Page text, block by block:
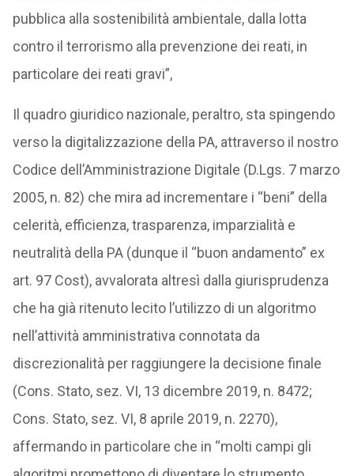
pubblica alla sostenibilità ambientale, dalla lotta
contro il terrorismo alla prevenzione dei reati, in
particolare dei reati gravi”,
Il quadro giuridico nazionale, peraltro, sta spingendo
verso la digitalizzazione della PA, attraverso il nostro
Codice dell’Amministrazione Digitale (D.Lgs. 7 marzo
2005, n. 82) che mira ad incrementare i “beni” della
celerità, efficienza, trasparenza, imparzialità e
neutralità della PA (dunque il “buon andamento” ex
art. 97 Cost), avvalorata altresì dalla giurisprudenza
che ha già ritenuto lecito l’utilizzo di un algoritmo
nell’attività amministrativa connotata da
discrezionalità per raggiungere la decisione finale
(Cons. Stato, sez. VI, 13 dicembre 2019, n. 8472;
Cons. Stato, sez. VI, 8 aprile 2019, n. 2270),
affermando in particolare che in “molti campi gli